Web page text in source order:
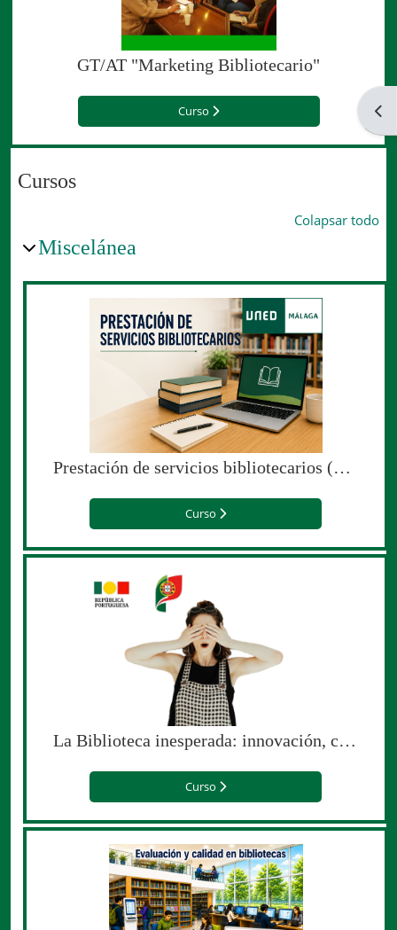
GT/AT "Marketing Bibliotecario"
Curso
Cursos
Colapsar todo
Miscelánea
Prestación de servicios bibliotecarios (Curso en colaboración con la Uned-Málaga)
Curso
La Biblioteca inesperada: innovación, creatividad y sorpresa (edición para el Gobierno de Portugal)
Curso